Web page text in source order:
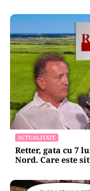
ACTUALITATE
Retter, gata cu 7
Nord. Care este